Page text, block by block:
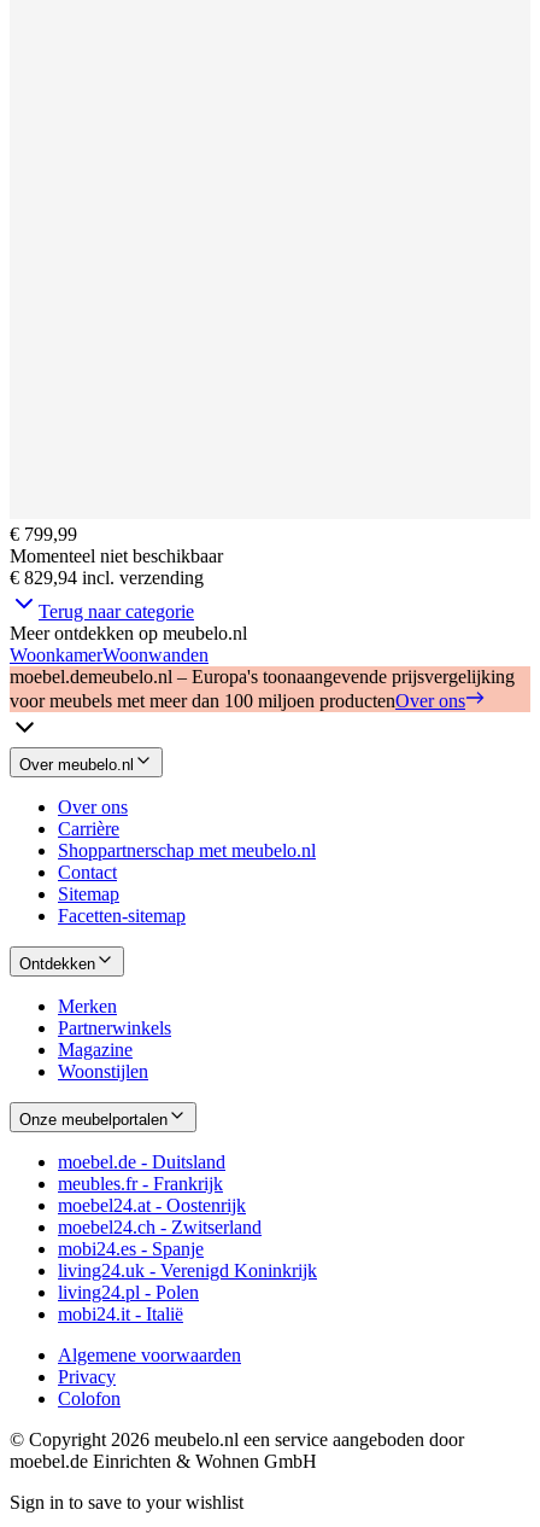
€ 799,99
Momenteel niet beschikbaar
€ 829,94 incl. verzending
Terug naar categorie
Meer ontdekken op meubelo.nl
WoonkamerWoonwanden
moebel.demeubelo.nl – Europa's toonaangevende prijsvergelijking
voor meubels met meer dan 100 miljoen productenOver ons
Over meubelo.nl
Over ons
Carrière
Shoppartnerschap met meubelo.nl
Contact
Sitemap
Facetten-sitemap
Ontdekken
Merken
Partnerwinkels
Magazine
Woonstijlen
Onze meubelportalen
moebel.de - Duitsland
meubles.fr - Frankrijk
moebel24.at - Oostenrijk
moebel24.ch - Zwitserland
mobi24.es - Spanje
living24.uk - Verenigd Koninkrijk
living24.pl - Polen
mobi24.it - Italië
Algemene voorwaarden
Privacy
Colofon
© Copyright 2026 meubelo.nl een service aangeboden door
moebel.de Einrichten & Wohnen GmbH
Sign in to save to your wishlist